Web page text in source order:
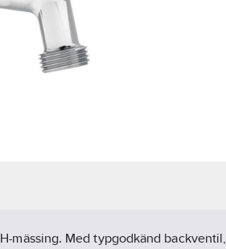
mässing. Med typgodkänd backventil,